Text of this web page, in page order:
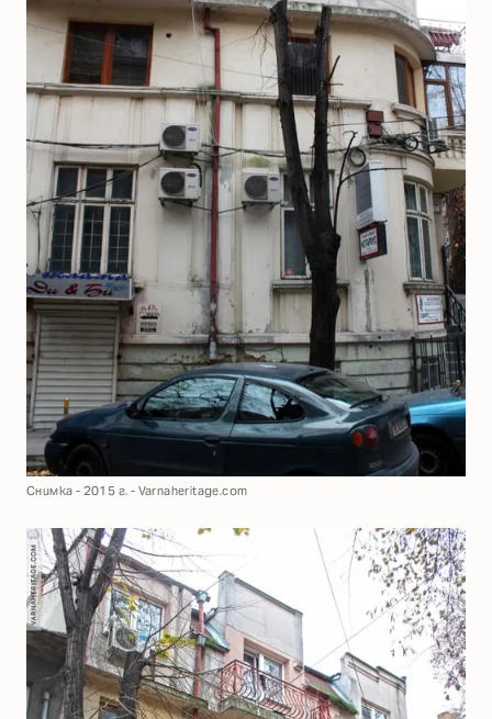
Снимка - 2015 г. - Varnaheritage.com